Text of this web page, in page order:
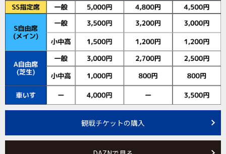
観戦チケットの購入